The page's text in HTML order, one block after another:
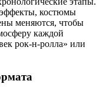
костюмы
меняются, чтобы
каждой
рок-н-ролла» или